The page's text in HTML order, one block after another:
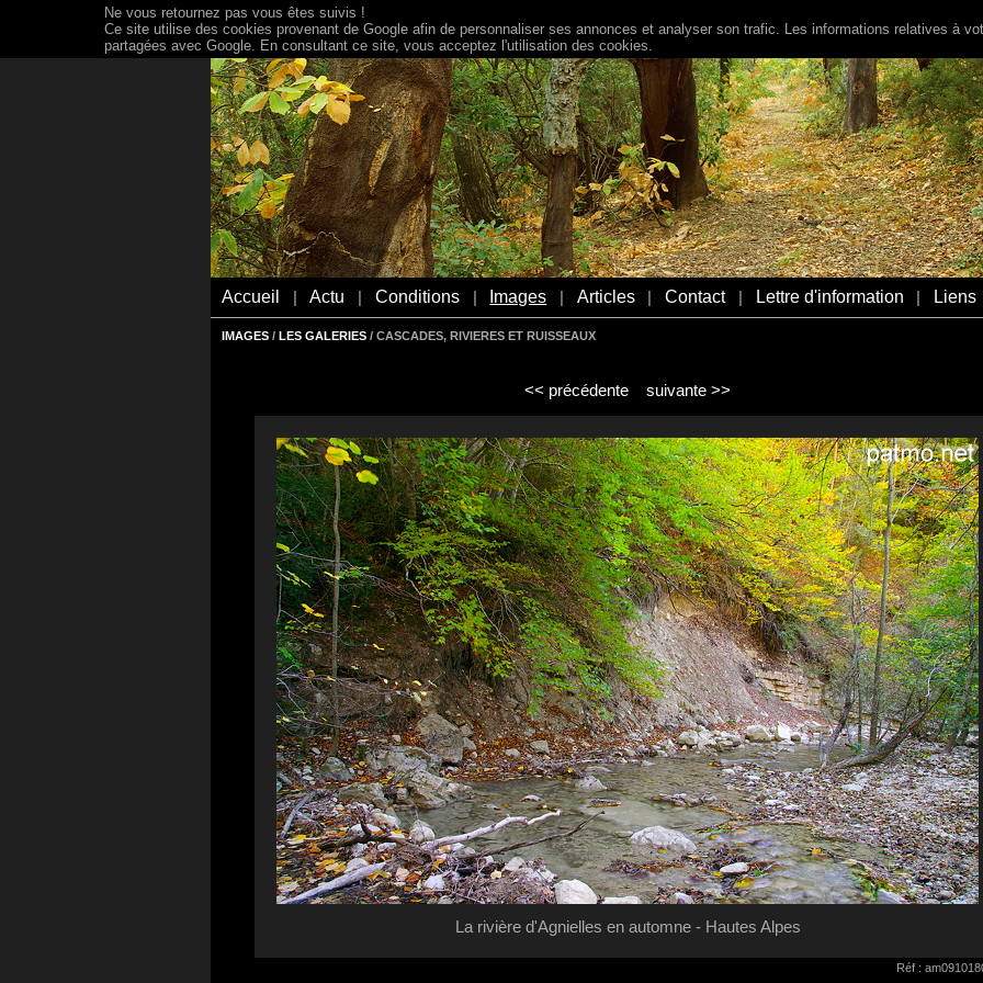
Accueil Actu Conditions Images Articles Contact Lettre d'information Liens
IMAGES / LES GALERIES / CASCADES, RIVIERES ET RUISSEAUX
<< précédente suivante >>
La rivière d'Agnielles en automne - Hautes Alpes
Réf :
Ne vous retournez pas vous êtes suivis !
Ce site utilise des cookies provenant de Google afin de personnaliser ses annonces et analyser son trafic. Les informations relatives à
partagées avec Google. En consultant ce site, vous acceptez l'utilisation des cookies.